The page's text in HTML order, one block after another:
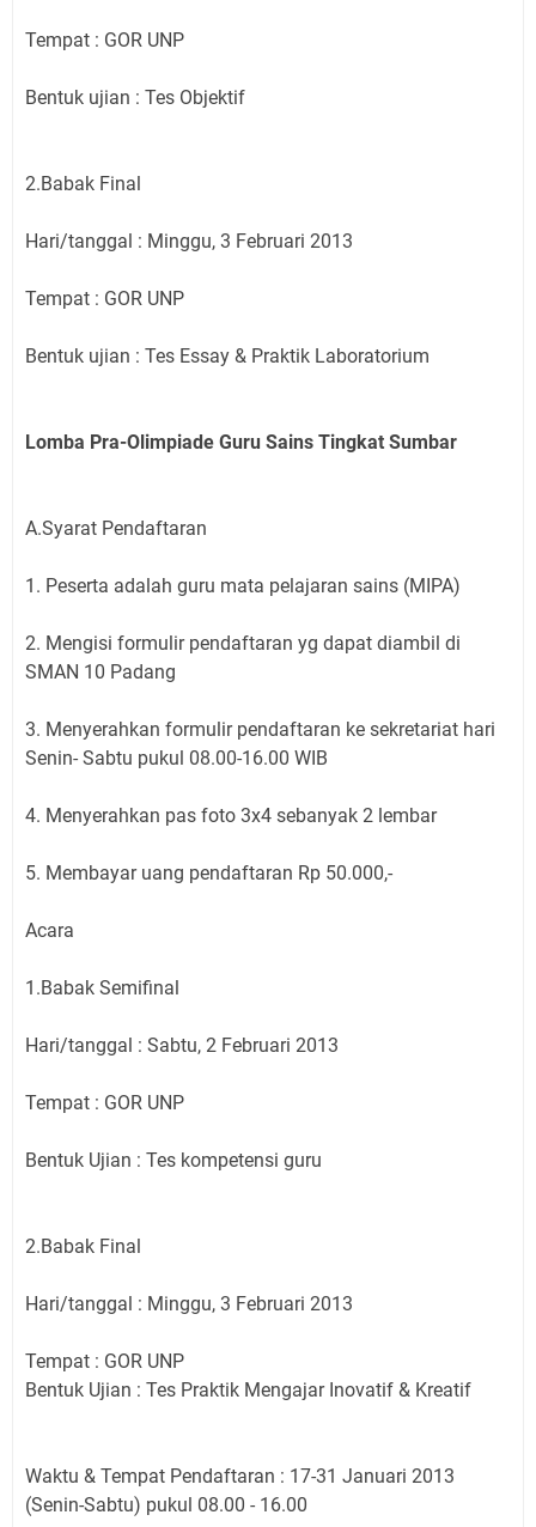
Tempat : GOR UNP
Bentuk ujian : Tes Objektif
2.Babak Final
Hari/tanggal : Minggu, 3 Februari 2013
Tempat : GOR UNP
Bentuk ujian : Tes Essay & Praktik Laboratorium
Lomba Pra-Olimpiade Guru Sains Tingkat Sumbar
A.Syarat Pendaftaran
1. Peserta adalah guru mata pelajaran sains (MIPA)
2. Mengisi formulir pendaftaran yg dapat diambil di
SMAN 10 Padang
3. Menyerahkan formulir pendaftaran ke sekretariat hari
Senin- Sabtu pukul 08.00-16.00 WIB
4. Menyerahkan pas foto 3x4 sebanyak 2 lembar
5. Membayar uang pendaftaran Rp 50.000,-
Acara
1.Babak Semifinal
Hari/tanggal : Sabtu, 2 Februari 2013
Tempat : GOR UNP
Bentuk Ujian : Tes kompetensi guru
2.Babak Final
Hari/tanggal : Minggu, 3 Februari 2013
Tempat : GOR UNP
Bentuk Ujian : Tes Praktik Mengajar Inovatif & Kreatif
Waktu & Tempat Pendaftaran : 17-31 Januari 2013
(Senin-Sabtu) pukul 08.00 - 16.00